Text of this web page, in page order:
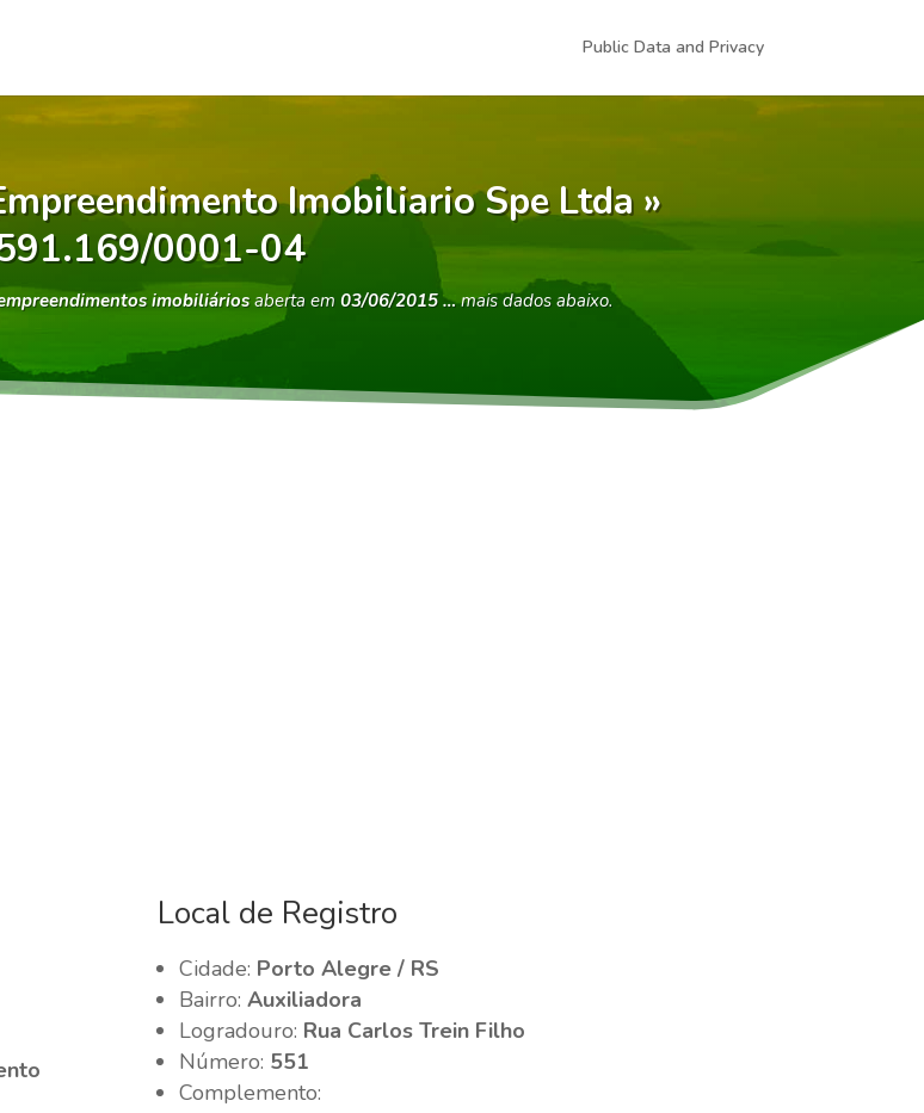
Public Data and Privacy
Imobiliario Spe Ltda »
0001-04
imobiliáriosaberta em 03/06/2015 …mais dados abaixo.
Local de Registro
Cidade: Porto Alegre / RS
Bairro: Auxiliadora
Logradouro: Rua Carlos Trein Filho
Número: 551
Complemento: